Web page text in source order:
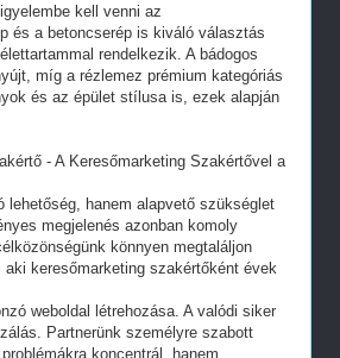
kell venni az
és a betoncserép is kiváló választás
rendelkezik. A bádogos
míg a rézlemez prémium kategóriás
és az épület stílusa is, ezek alapján
- A Keresőmarketing Szakértővel a
lehetőség, hanem alapvető szükséglet
megjelenés azonban komoly
könnyen megtaláljon
keresőmarketing szakértőként évek
weboldal létrehozása. A valódi siker
Partnerünk személyre szabott
koncentrál, hanem